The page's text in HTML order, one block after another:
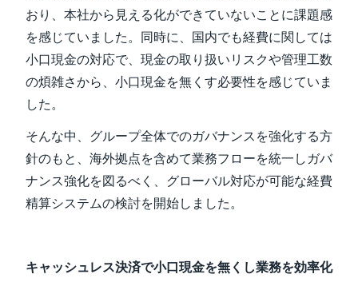
おり、本社から見える化ができていないことに課題感
を感じていました。同時に、国内でも経費に関しては
小口現金の対応で、現金の取り扱いリスクや管理工数
の煩雑さから、小口現金を無くす必要性を感じていま
した。
そんな中、グループ全体でのガバナンスを強化する方
針のもと、海外拠点を含めて業務フローを統一しガバ
ナンス強化を図るべく、グローバル対応が可能な経費
精算システムの検討を開始しました。
キャッシュレス決済で小口現金を無くし業務を効率化